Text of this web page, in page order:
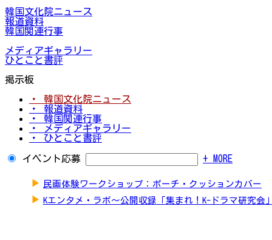
韓国文化院ニュース
報道資料
韓国関連行事
メディアギャラリー
ひとこと書評
掲示板
・ 韓国文化院ニュース
・ 報道資料
・ 韓国関連行事
・ メディアギャラリー
・ ひとこと書評
イベント応募 + MORE
▶ 民画体験ワークショップ：ポーチ・クッションカバー
▶ Kエンタメ・ラボ～公開収録「集まれ！K-ドラマ研究会